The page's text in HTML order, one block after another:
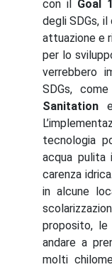
con il Goal
degli SDGs,
attuazione e
per lo
verrebbero
SDGs,
Sanitation
tecnologia
acqua pulita
carenza
in alcune
proposito, le
andare a
molti